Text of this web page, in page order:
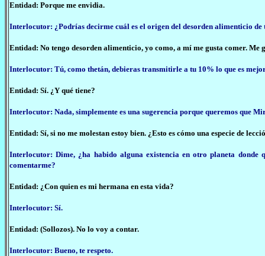
Entidad: Porque me envidia.
Interlocutor: ¿Podrías decirme cuál es el origen del desorden alimenticio
Entidad: No tengo desorden alimenticio, yo como, a mí me gusta comer. Me
Interlocutor: Tú, como thetán, debieras transmitirle a tu 10% lo que es
Entidad: Sí. ¿Y qué tiene?
Interlocutor: Nada, simplemente es una sugerencia porque queremos que
Entidad: Sí, si no me molestan estoy bien. ¿Esto es cómo una especie de
Interlocutor: Dime, ¿ha habido alguna existencia en otro planeta donde
comentarme?
Entidad: ¿Con quien es mi hermana en esta vida?
Interlocutor: Sí.
Entidad: (Sollozos). No lo voy a contar.
Interlocutor: Bueno, te respeto.